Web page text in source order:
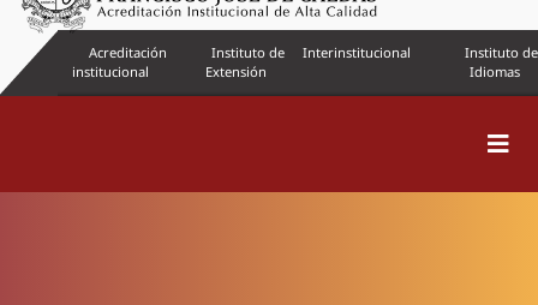
Acreditación
institucional
Instituto de
Extensión
Interinstitucional
Instituto de
Idiomas